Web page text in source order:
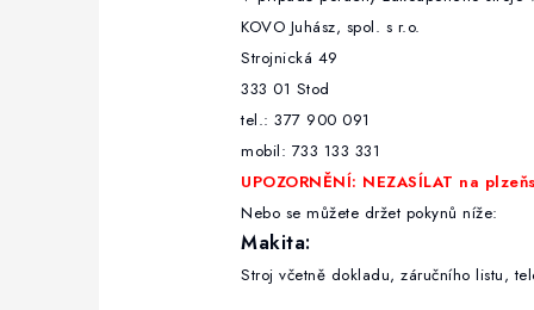
KOVO Juhász, spol.
Strojnická
333 01 Stod
tel.: 377 900
mobil: 733 133 331
UPOZORNĚNÍ: NEZASÍLAT na
Nebo se můžete držet pokynů níže:
Makita:
Stroj včetně dokladu, záručního listu,